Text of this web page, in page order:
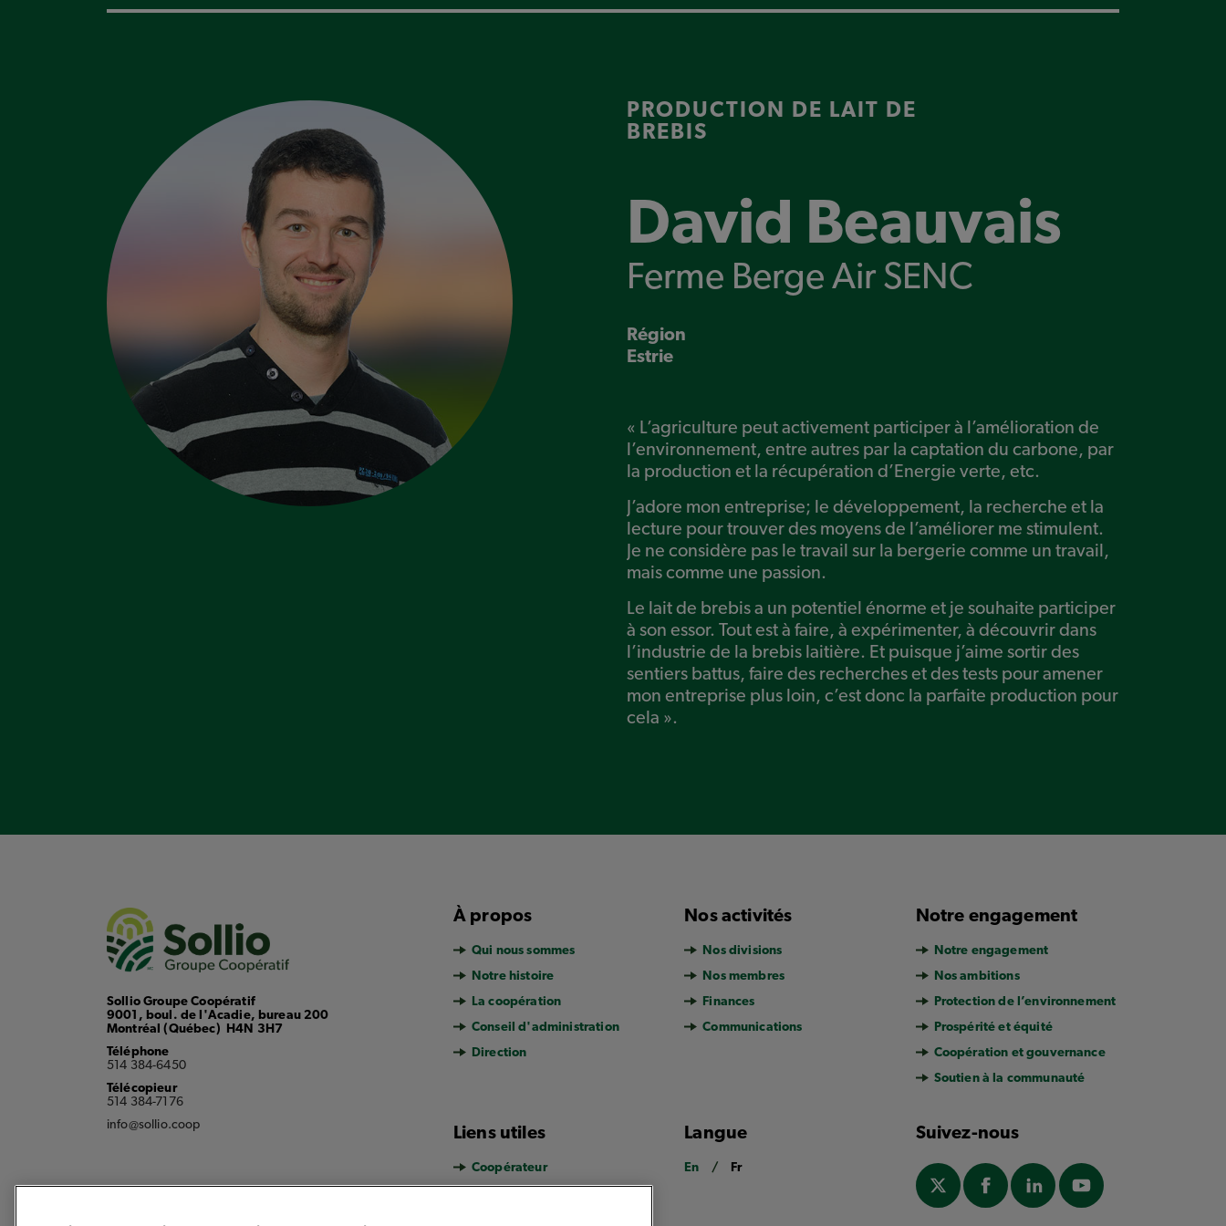
PRODUCTION DE LAIT DE
BREBIS
David Beauvais
Ferme Berge Air SENC
Région
Estrie
« L’agriculture peut activement participer à l’amélioration de
l’environnement, entre autres par la captation du carbone, par
la production et la récupération d’Energie verte, etc.
J’adore mon entreprise; le développement, la recherche et la
lecture pour trouver des moyens de l’améliorer me stimulent.
Je ne considère pas le travail sur la bergerie comme un travail,
mais comme une passion.
Le lait de brebis a un potentiel énorme et je souhaite participer
à son essor. Tout est à faire, à expérimenter, à découvrir dans
l’industrie de la brebis laitière. Et puisque j’aime sortir des
sentiers battus, faire des recherches et des tests pour amener
mon entreprise plus loin, c’est donc la parfaite production pour
cela ».
Sollio Groupe Coopératif
9001, boul. de l'Acadie, bureau 200
Montréal (Québec) H4N 3H7
Téléphone
514 384-6450
Télécopieur
514 384-7176
info@sollio.coop
À propos
Qui nous sommes
Notre histoire
La coopération
Conseil d'administration
Direction
Nos activités
Nos divisions
Nos membres
Finances
Communications
Notre engagement
Notre engagement
Nos ambitions
Protection de l’environnement
Prospérité et équité
Coopération et gouvernance
Soutien à la communauté
Liens utiles
Coopérateur
Langue
En Fr
Suivez-nous